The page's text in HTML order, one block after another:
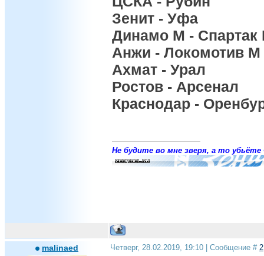
Зенит - Уфа
Динамо М - Спартак
Анжи - Локомотив М
Ахмат - Урал
Ростов - Арсенал
Краснодар -
Не будите во мне зверя, а то убьёте
malinaed Четверг, 28.02.2019, 19:10 | Сообщение # 2